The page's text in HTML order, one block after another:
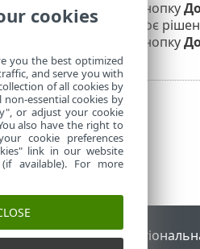
3. Натисніть кнопку
4. Виберіть своє
Натисніть кнопку
ESET Status Portal
cookies
you the best optimized
and serve you with
of all cookies by
non-essential cookies by
or adjust your cookie
also have the right to
cookie preferences
link in our website
available). For more